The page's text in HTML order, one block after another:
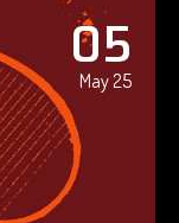
05
May 25